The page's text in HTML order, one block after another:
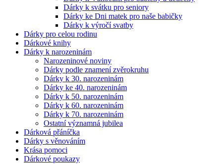
Dárky k svátku pro seniory
Dárky ke Dni matek pro naše babičky
Dárky k výročí svatby
Dárky pro celou rodinu
Dárkové knihy
Dárky k narozeninám
Narozeninové noviny
Dárky podle znamení zvěrokruhu
Dárky k 30. narozeninám
Dárky ke 40. narozeninám
Dárky k 50. narozeninám
Dárky k 60. narozeninám
Dárky k 70. narozeninám
Ostatní významná jubilea
Dárková přáníčka
Dárky s věnováním
Krása pomoci
Dárkové poukazy